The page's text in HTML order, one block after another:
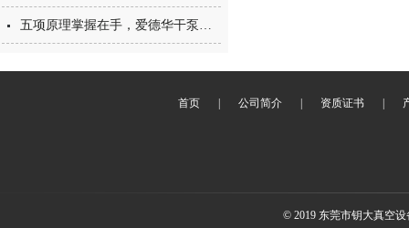
五项原理掌握在手，爱德华干泵维修不用愁
首页 公司简介 资质证书
© 2019 东莞市钥大真空